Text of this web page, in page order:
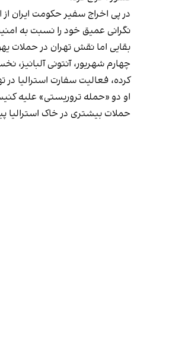
در پی اخراج سفیر حکومت ایران از
نگرانی عمیق خود را نسبت به
بقایی اما نقش تهران در حملات
چهارم شهریور، آنتونی آلبانیز،
کرده، فعالیت سفارت استرالیا در
او دو «حمله تروریستی» علیه
حملات بیشتری در خاک استرالیا